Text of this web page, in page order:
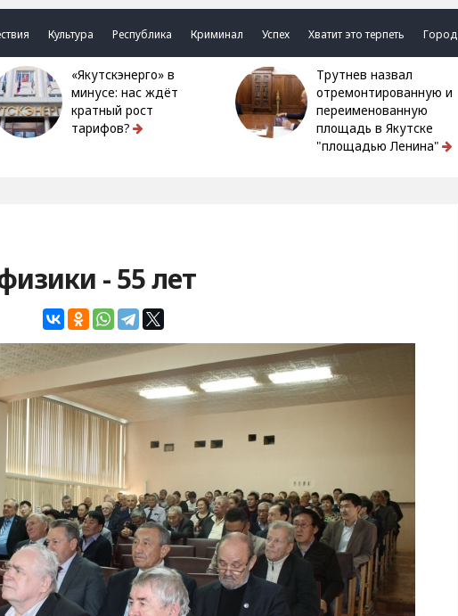
Культура Республика Криминал Успех Хватит это терпеть Город
«Якутскэнерго» в
минусе: нас ждёт
кратный рост
тарифов?
Трутнев назвал
отремонтированную и
переименованную
площадь в Якутске
"площадью Ленина"
- 55 лет